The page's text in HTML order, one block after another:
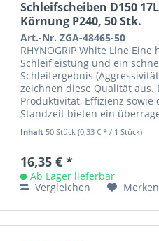
Schleifscheiben D150
Körnung P240, 50 Stk.
Art.-Nr. ZGA-48465-50
RHYNOGRIP White Line Eine
Schleifleistung und ein
Schleifergebnis
zeichnen diese Qualität aus.
Produktivität, Effizienz sowie
Standzeit bieten ein
Preis- /Leistungsverhältnis....
Inhalt50 Stück(0,33 € * / 1 Stück)
16,35 € *
Ab Lager lieferbar
Vergleichen
Merken